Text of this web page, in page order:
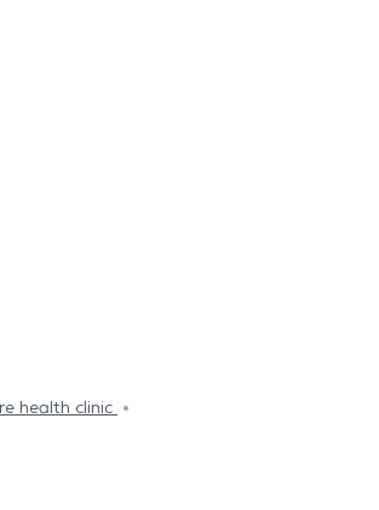
health clinic